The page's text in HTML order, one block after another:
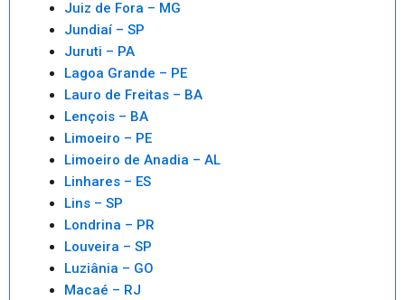
Juiz de Fora – MG
Jundiaí – SP
Juruti – PA
Lagoa Grande – PE
Lauro de Freitas – BA
Lençois – BA
Limoeiro – PE
Limoeiro de Anadia – AL
Linhares – ES
Lins – SP
Londrina – PR
Louveira – SP
Luziânia – GO
Macaé – RJ